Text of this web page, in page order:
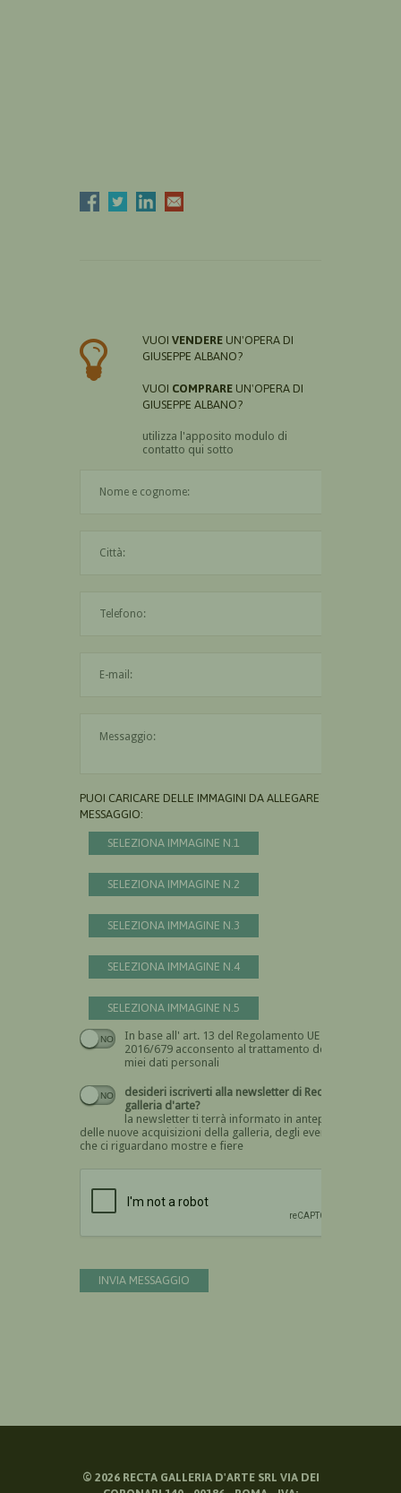
VUOI VENDERE UN'OPERA DI
GIUSEPPE ALBANO?
VUOI COMPRARE UN'OPERA DI
GIUSEPPE ALBANO?
utilizza l'apposito modulo di
contatto qui sotto
PUOI CARICARE DELLE IMMAGINI DA ALLEGARE AL
MESSAGGIO:
SELEZIONA IMMAGINE N.1
SELEZIONA IMMAGINE N.2
SELEZIONA IMMAGINE N.3
SELEZIONA IMMAGINE N.4
SELEZIONA IMMAGINE N.5
In base all' art. 13 del Regolamento UE n.
2016/679 acconsento al trattamento dei
miei dati personali
Devi dare il consenso
desideri iscriverti alla newsletter di Recta
galleria d'arte?
la newsletter ti terrà informato in anteprima
delle nuove acquisizioni della galleria, degli eventi
che ci riguardano mostre e fiere
INVIA MESSAGGIO
© 2026RECTA GALLERIA D'ARTE SRL VIA DEI